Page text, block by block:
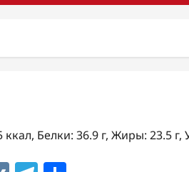
Белки: 36.9 г, Жиры: 23.5 г,